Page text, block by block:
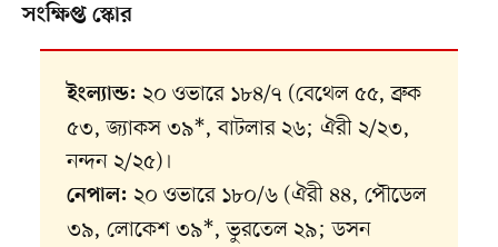
সংক্ষিপ্ত স্কোর
ইংল্যান্ড: ২০ ওভারে ১৮৪/৭ (বেথেল ৫৫, ব্রুক
৫৩, জ্যাকস ৩৯*, বাটলার ২৬; ঐরী ২/২৩,
নন্দন ২/২৫)।
নেপাল: ২০ ওভারে ১৮০/৬ (ঐরী ৪৪, পৌডেল
৩৯, লোকেশ ৩৯*, ভুরতেল ২৯; ডসন